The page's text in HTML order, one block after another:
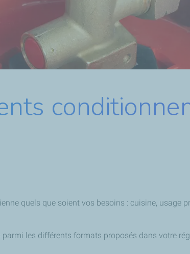
quels que soient vos besoins : cuisine, usage
les différents formats proposés dans votre